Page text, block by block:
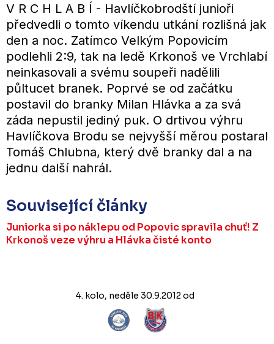
V R C H L A B Í - Havlíčkobrodští junioři
předvedli o tomto víkendu utkání rozlišná jak
den a noc. Zatímco Velkým Popovicím
podlehli 2:9, tak na ledě Krkonoš ve Vrchlabí
neinkasovali a svému soupeři nadělili
půltucet branek. Poprvé se od začátku
postavil do branky Milan Hlávka a za svá
záda nepustil jediný puk. O drtivou výhru
Havlíčkova Brodu se nejvyšší měrou postaral
Tomáš Chlubna, který dvě branky dal a na
jednu další nahrál.
Související články
Juniorka si po náklepu od Popovic spravila chuť! Z
Krkonoš veze výhru a Hlávka čisté konto
4. kolo, neděle 30.9.2012 od